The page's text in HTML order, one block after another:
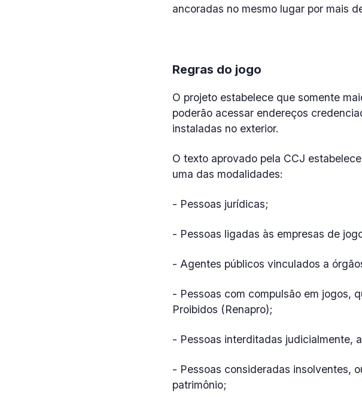
ancoradas no mesmo lugar por mais
Regras do jogo
O projeto estabelece que somente
poderão acessar endereços
instaladas no exterior.
O texto aprovado pela CCJ
uma das modalidades:
- Pessoas jurídicas;
- Pessoas ligadas às empresas de
- Agentes públicos vinculados a
- Pessoas com compulsão em jogos,
Proibidos (Renapro);
- Pessoas interditadas judicialmente,
- Pessoas consideradas insolventes,
patrimônio;